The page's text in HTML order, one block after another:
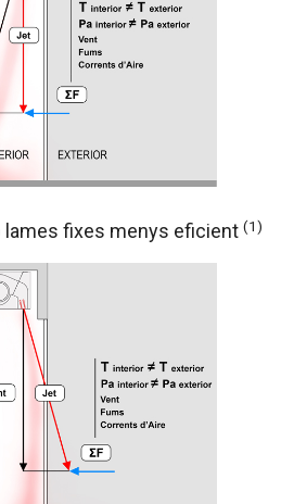
lames fixes menys eficient (1)